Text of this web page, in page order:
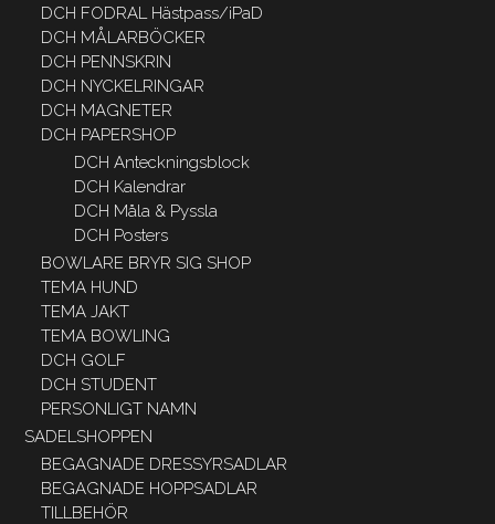
DCH FODRAL Hästpass/iPaD
DCH MÅLARBÖCKER
DCH PENNSKRIN
DCH NYCKELRINGAR
DCH MAGNETER
DCH PAPERSHOP
DCH Anteckningsblock
DCH Kalendrar
DCH Måla & Pyssla
DCH Posters
BOWLARE BRYR SIG SHOP
TEMA HUND
TEMA JAKT
TEMA BOWLING
DCH GOLF
DCH STUDENT
PERSONLIGT NAMN
SADELSHOPPEN
BEGAGNADE DRESSYRSADLAR
BEGAGNADE HOPPSADLAR
TILLBEHÖR